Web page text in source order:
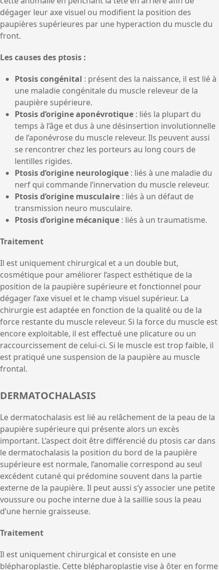
dégager leur axe visuel ou modifient la position des
paupières supérieures par une hyperaction du muscle du
front.
Les causes des ptosis :
Ptosis congénital : présent des la naissance, il est lié à
une maladie congénitale du muscle releveur de la
paupière supérieure.
Ptosis d’origine aponévrotique : liés la plupart du
temps à l’âge et dus à une désinsertion involutionnelle
de l’aponévrose du muscle releveur. Ils peuvent aussi
se rencontrer chez les porteurs au long cours de
lentilles rigides.
Ptosis d’origine neurologique : liés à une maladie du
nerf qui commande l’innervation du muscle releveur.
Ptosis d’origine musculaire : liés à un défaut de
transmission neuro musculaire.
Ptosis d’origine mécanique : liés à un traumatisme.
Traitement
Il est uniquement chirurgical et a un double but,
cosmétique pour améliorer l’aspect esthétique de la
position de la paupière supérieure et fonctionnel pour
dégager l’axe visuel et le champ visuel supérieur. La
chirurgie est adaptée en fonction de la qualité ou de la
force restante du muscle releveur. Si la force du muscle est
encore exploitable, il est effectué une plicature ou un
raccourcissement de celui-ci. Si le muscle est trop faible, il
est pratiqué une suspension de la paupière au muscle
frontal.
DERMATOCHALASIS
Le dermatochalasis est lié au relâchement de la peau de la
paupière supérieure qui présente alors un excès
important. L’aspect doit être différencié du ptosis car dans
le dermatochalasis la position du bord de la paupière
supérieure est normale, l’anomalie correspond au seul
excédent cutané qui prédomine souvent dans la partie
externe de la paupière. Il peut aussi s’y associer une petite
voussure ou poche interne due à la saillie sous la peau
d’une hernie graisseuse.
Traitement
Il est uniquement chirurgical et consiste en une
blépharoplastie. Cette blépharoplastie vise à ôter en forme